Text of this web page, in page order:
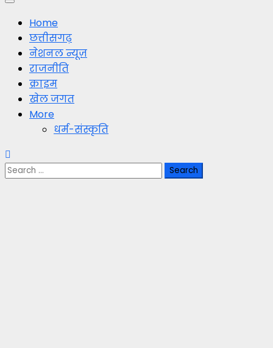
Primary
MenuHome
छत्तीसगढ़
नेशनल न्यूज़
राजनीति
क्राइम
खेल जगत
More
धर्म-संस्कृति
Search